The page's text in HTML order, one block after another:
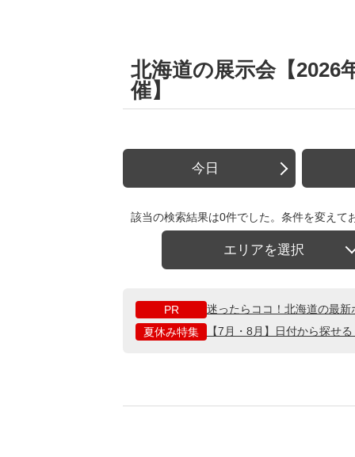
北海道の展示会【2026
催】
今日
該当の検索結果は0件でした。条件を変えて
エリアを選択
PR
迷ったらココ！北海道の最
夏休み特集
【7月・8月】日付から探せ